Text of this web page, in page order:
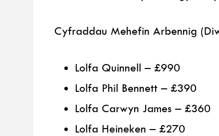
Cyfraddau Mehefin Arbennig
Lolfa Quinnell – £990
Lolfa Phil Bennett – £390
Lolfa Carwyn James – £360
Lolfa Heineken – £270